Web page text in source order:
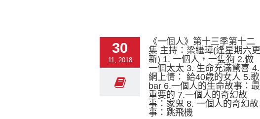
30
11, 2018
《一個人》第十三季第十二
集 主持：梁繼璋(逢星期六更
新) 1. 一個人，一隻狗 2.做
一個太太 3. 生命充滿驚喜 4.
網上情： 給40歳的女人 5.歌
bar 6.一個人的生命故事：最
重要的 7.一個人的奇幻故
事：家鬼 8. 一個人的奇幻故
事：跳飛機